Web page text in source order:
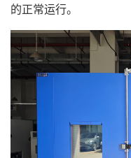
的正常运行。